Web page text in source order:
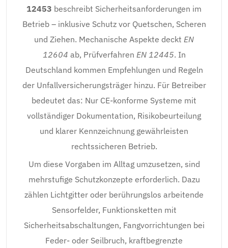
12453 beschreibt Sicherheitsanforderungen im
Betrieb – inklusive Schutz vor Quetschen, Scheren
und Ziehen. Mechanische Aspekte deckt EN
12604 ab, Prüfverfahren EN 12445. In
Deutschland kommen Empfehlungen und Regeln
der Unfallversicherungsträger hinzu. Für Betreiber
bedeutet das: Nur CE-konforme Systeme mit
vollständiger Dokumentation, Risikobeurteilung
und klarer Kennzeichnung gewährleisten
rechtssicheren Betrieb.
Um diese Vorgaben im Alltag umzusetzen, sind
mehrstufige Schutzkonzepte erforderlich. Dazu
zählen Lichtgitter oder berührungslos arbeitende
Sensorfelder, Funktionsketten mit
Sicherheitsabschaltungen, Fangvorrichtungen bei
Feder- oder Seilbruch, kraftbegrenzte